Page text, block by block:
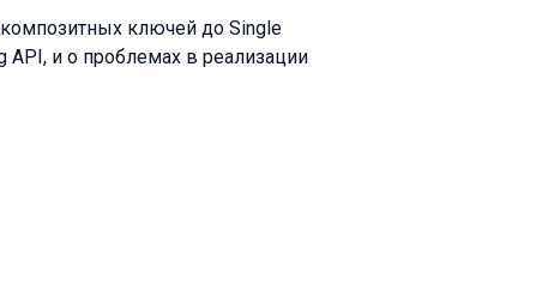
ключей до Single
API, и о проблемах в реализации